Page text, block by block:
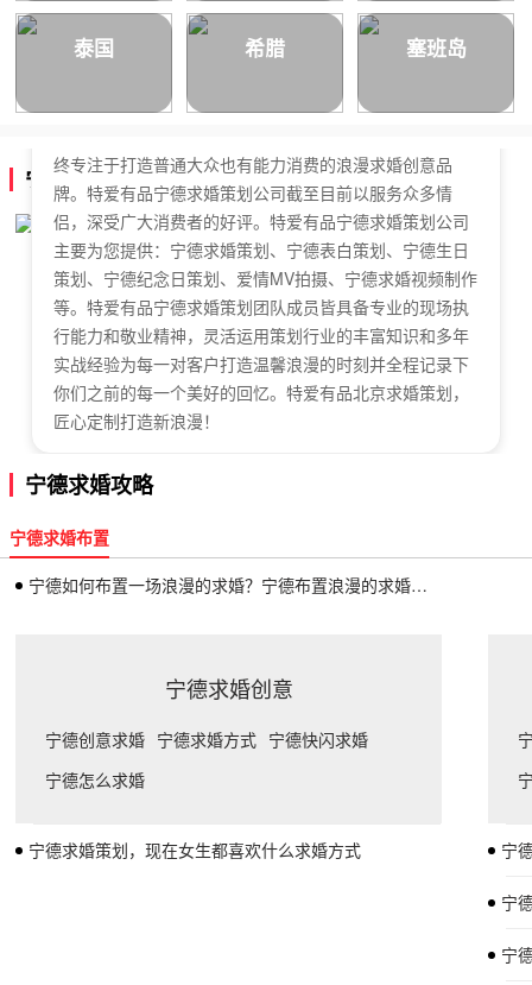
泰国 希腊 塞班岛
宁德求婚策划公司简介
特爱有品宁德求婚策划公司，于2018年正式成立，是国内
终专注于打造普通大众也有能力消费的浪漫求婚创意品
牌。特爱有品宁德求婚策划公司截至目前以服务众多情
侣，深受广大消费者的好评。特爱有品宁德求婚策划公司
主要为您提供：宁德求婚策划、宁德表白策划、宁德生日
策划、宁德纪念日策划、爱情MV拍摄、宁德求婚视频制作
等。特爱有品宁德求婚策划团队成员皆具备专业的现场执
行能力和敬业精神，灵活运用策划行业的丰富知识和多年
实战经验为每一对客户打造温馨浪漫的时刻并全程记录下
你们之前的每一个美好的回忆。特爱有品北京求婚策划，
匠心定制打造新浪漫！
宁德求婚攻略
宁德求婚布置
宁德如何布置一场浪漫的求婚？宁德布置浪漫的求婚的技巧
宁德求婚创意
宁德创意求婚 宁德求婚方式 宁德快闪求婚
宁德怎么求婚
宁德求婚策划，现在女生都喜欢什么求婚方式 宁
宁
宁